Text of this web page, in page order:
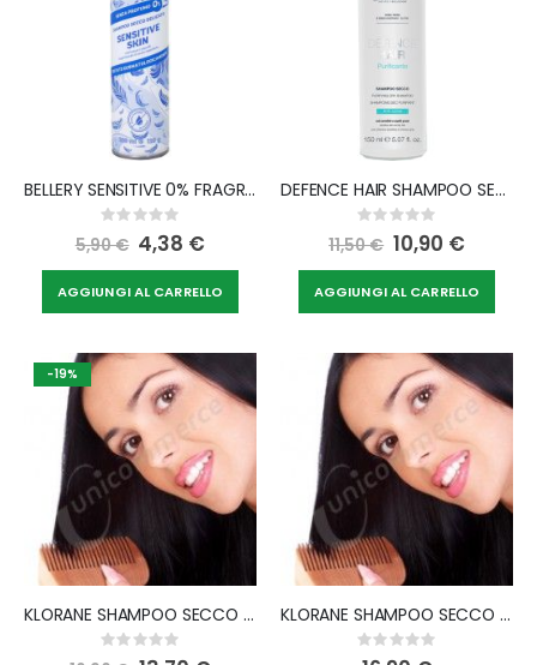
BELLERY SENSITIVE 0% FRAGRANCE 200 ML
Rating:
0%
5,90 € Special
Price
4,38 €
AGGIUNGI AL CARRELLO
DEFENCE HAIR SHAMPOO SECCO PURIFICANTE 150 ML
Rating:
0%
11,50 € Special
Price
10,90 €
AGGIUNGI AL CARRELLO
-19%
KLORANE SHAMPOO SECCO ORTICA CAPELLI SCURI 150 ML
Rating:
0%
KLORANE SHAMPOO SECCO ORTICA 150 ML
Rating:
0%